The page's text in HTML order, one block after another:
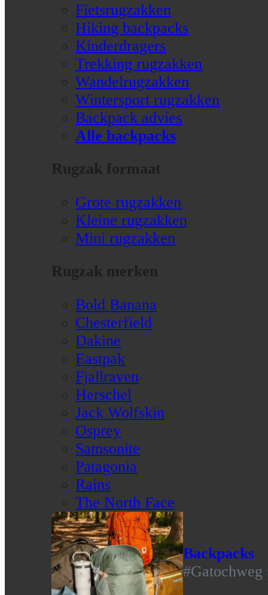
Fietsrugzakken
Hiking backpacks
Kinderdragers
Trekking rugzakken
Wandelrugzakken
Wintersport rugzakken
Backpack advies
Alle backpacks
Rugzak formaat
Grote rugzakken
Kleine rugzakken
Mini rugzakken
Rugzak merken
Bold Banana
Chesterfield
Dakine
Eastpak
Fjallraven
Herschel
Jack Wolfskin
Osprey
Samsonite
Patagonia
Rains
The North Face
Backpacks
#Gatochweg